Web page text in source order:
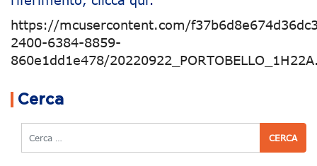
https://mcusercontent.com/
2400-6384-8859-
860e1dd1e478/
Cerca
Cerca